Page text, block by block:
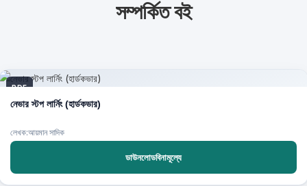
সম্পর্কিত বই
PDF
নেভার স্টপ লার্নিং (হার্ডকভার)
লেখক:আয়মান সাদিক
ডাউনলোডবিনামূল্যে